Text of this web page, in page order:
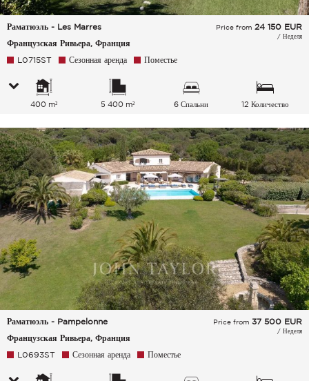
Раматюэль - Les Marres
Французская Ривьера, Франция
Price from 24 150 EUR
/ Неделя
L0715ST Сезонная аренда Поместье
400 m² 5 400 m² 6 Спальни
12 Количество
Раматюэль - Pampelonne
Французская Ривьера, Франция
Price from 37 500 EUR
/ Неделя
L0693ST Сезонная аренда Поместье